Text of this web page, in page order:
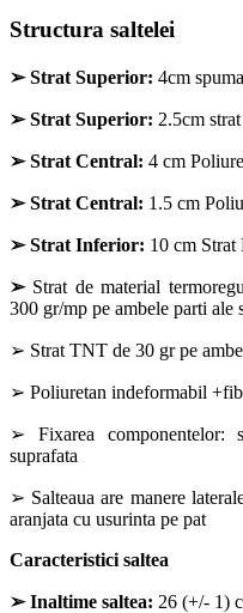
Structura saltelei
➢Strat Superior: 4cm
➢Strat Superior: 2.5cm
➢Strat Central: 4 cm
➢Strat Central: 1.5 cm
➢Strat Inferior: 10 cm
➢Strat de material
300 gr/mp pe ambele parti ale
➢ Strat TNT de 30 gr pe
➢ Poliuretan indeformabil
➢ Fixarea componentelor:
suprafata
➢ Salteaua are manere
aranjata cu usurinta pe pat
Caracteristici saltea
➢Inaltime saltea: 26 (+/- 1)